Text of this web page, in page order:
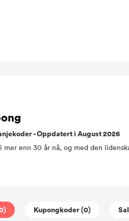
- Oppdatert i August 2026
Kupongkoder (0)